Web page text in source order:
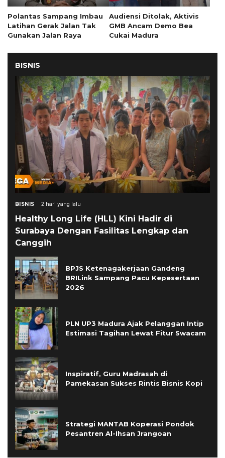
Polantas Sampang Imbau
Latihan Gerak Jalan Tak
Gunakan Jalan Raya
Audiensi Ditolak, Aktivis
GMB Ancam Demo Bea
Cukai Madura
BISNIS
BISNIS 2 hari yang lalu
Healthy Long Life (HLL) Kini Hadir di
Surabaya Dengan Fasilitas Lengkap dan
Canggih
BPJS Ketenagakerjaan Gandeng
BRILink Sampang Pacu Kepesertaan
2026
PLN UP3 Madura Ajak Pelanggan Intip
Estimasi Tagihan Lewat Fitur Swacam
Inspiratif, Guru Madrasah di
Pamekasan Sukses Rintis Bisnis Kopi
Strategi MANTAB Koperasi Pondok
Pesantren Al-Ihsan Jrangoan